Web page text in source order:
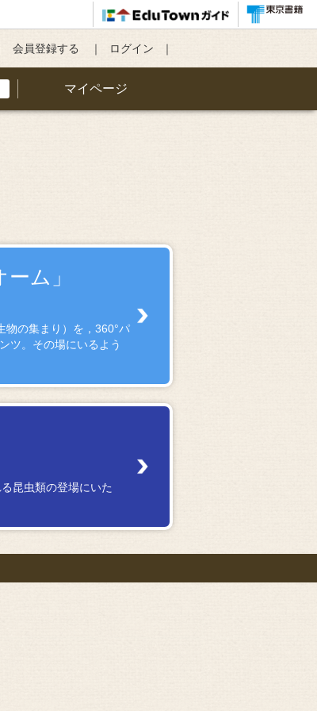
会員登録する ログイン
マイページ
ム」
物の集まり）を，360°パ
ツ。その場にいるよう
昆虫類の登場にいた